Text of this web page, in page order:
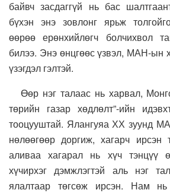
байвч засдаггүй нь бас
бүхэн энэ зовлонг ярьж
өөрөө ерөнхийлөгч болчихвол
билээ. Энэ өнцгөөс үзвэл, МАН-ын
үзэгдэл гэлтэй.
Өөр нэг талаас нь харвал,
төрийн газар хөдлөлт”-ийн
тооцууштай. Ялангуяа ХХ зуунд
нөлөөгөөр доргиж, хагарч ирсэн
аливаа хагарал нь хүч тэнцүү
хүчирхэг дэмжлэгтэй аль нэг
ялалтаар төгсөж ирсэн. Нам нь